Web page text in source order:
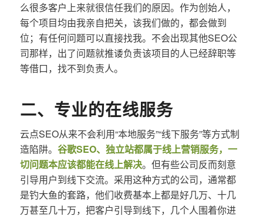
么很多客户上来就很信任我们的原因。作为创始人，
每个项目均由我亲自把关，该我们做的，都会做到
位；有任何问题可以直接找我。不会出现其他SEO公
司那样，出了问题就推诿负责该项目的人已经辞职等
等借口，找不到负责人。
二、专业的在线服务
云点SEO从来不会利用“本地服务”“线下服务”等方式制
造陷阱。 谷歌SEO、独立站都属于线上营销服务，一
切问题本应该都能在线上解决。但有些公司反而刻意
引导用户到线下交流。采用这种方式的公司，通常都
是钓大鱼的套路，他们收费基本上都是好几万、十几
万甚至几十万，把客户引导到线下，几个人围着你进